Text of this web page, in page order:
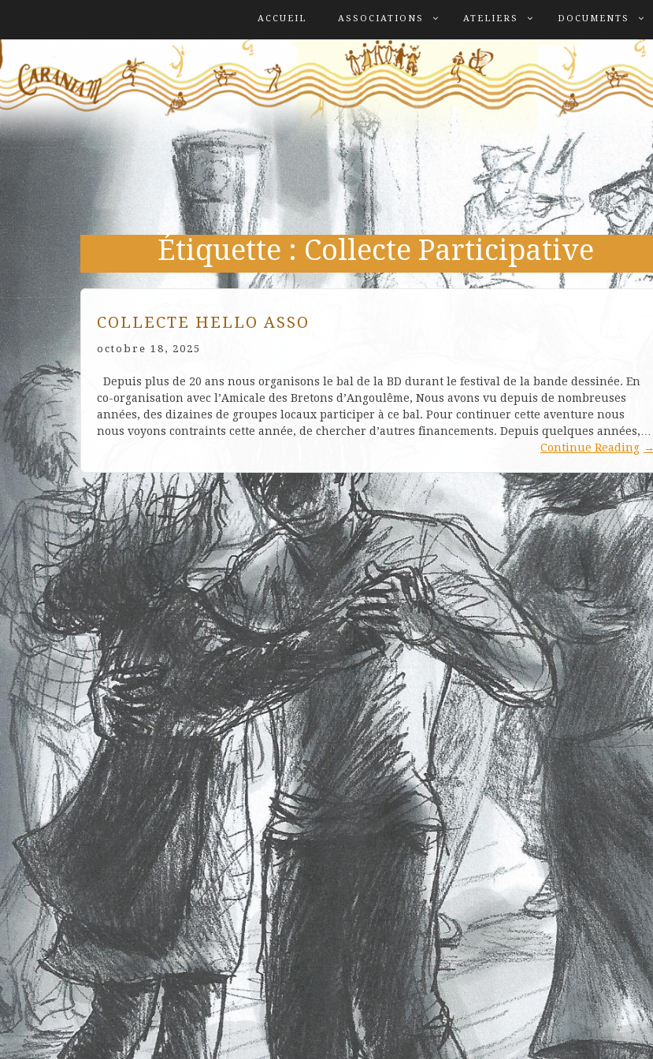
ACCUEIL ASSOCIATIONS ATELIERS DOCUMENTS
Étiquette : Collecte Participative
COLLECTE HELLO ASSO
octobre 18, 2025
Depuis plus de 20 ans nous organisons le bal de la BD durant le festival de la bande dessinée. En
co-organisation avec l’Amicale des Bretons d’Angoulême, Nous avons vu depuis de nombreuses
années, des dizaines de groupes locaux participer à ce bal. Pour continuer cette aventure nous
nous voyons contraints cette année, de chercher d’autres financements. Depuis quelques années,…
Continue Reading →